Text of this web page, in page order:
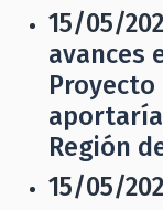
15/05/
avances
Proyecto
aportaría
Región
15/05/